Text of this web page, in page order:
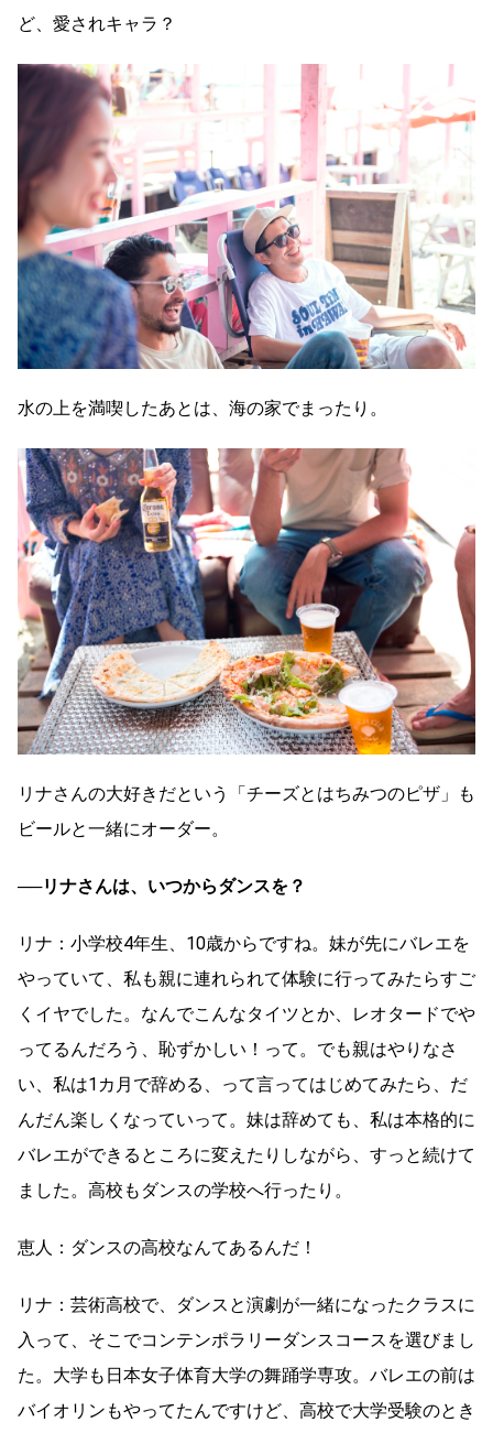
ど、愛されキャラ？
水の上を満喫したあとは、海の家でまったり。
リナさんの大好きだという「チーズとはちみつのピザ」も
ビールと一緒にオーダー。
──リナさんは、いつからダンスを？
リナ：小学校4年生、10歳からですね。妹が先にバレエを
やっていて、私も親に連れられて体験に行ってみたらすご
くイヤでした。なんでこんなタイツとか、レオタードでや
ってるんだろう、恥ずかしい！って。でも親はやりなさ
い、私は1カ月で辞める、って言ってはじめてみたら、だ
んだん楽しくなっていって。妹は辞めても、私は本格的に
バレエができるところに変えたりしながら、すっと続けて
ました。高校もダンスの学校へ行ったり。
恵人：ダンスの高校なんてあるんだ！
リナ：芸術高校で、ダンスと演劇が一緒になったクラスに
入って、そこでコンテンポラリーダンスコースを選びまし
た。大学も日本女子体育大学の舞踊学専攻。バレエの前は
バイオリンもやってたんですけど、高校で大学受験のとき